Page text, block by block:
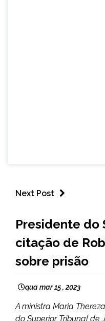
Next Post
INTERNACIONAL
NOTÍCIAS
Presidente do
citação de
sobre prisão
qua mar 15 , 2023
A ministra Maria
do Superior Tribunal de